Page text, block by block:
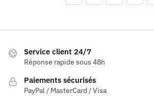
Service client 24/7
Réponse rapide sous 48h
Paiements sécurisés
PayPal / MasterCard / Visa